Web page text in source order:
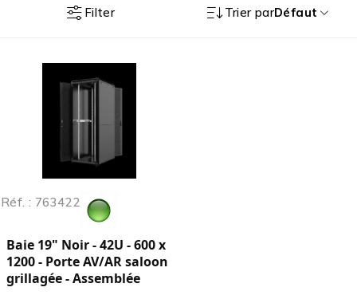
Filter Trier parDéfaut
Réf. : 763422
Baie 19" Noir - 42U - 600 x
1200 - Porte AV/AR saloon
grillagée - Assemblée